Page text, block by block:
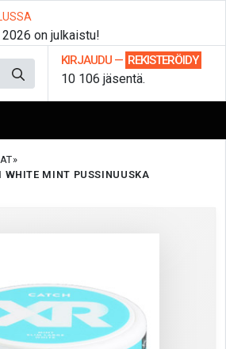
2026 on julkaistu!
KIRJAUDU — REKISTERÖIDY
10 106 jäsentä.
WHITE MINT PUSSINUUSKA